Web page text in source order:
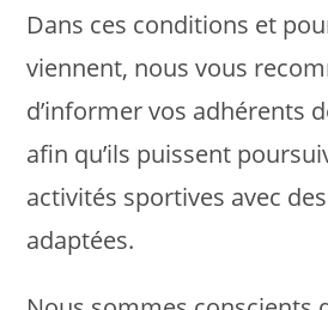
Dans ces conditions et
viennent, nous vous
d’informer vos adhérents
afin qu’ils puissent
activités sportives avec
adaptées.